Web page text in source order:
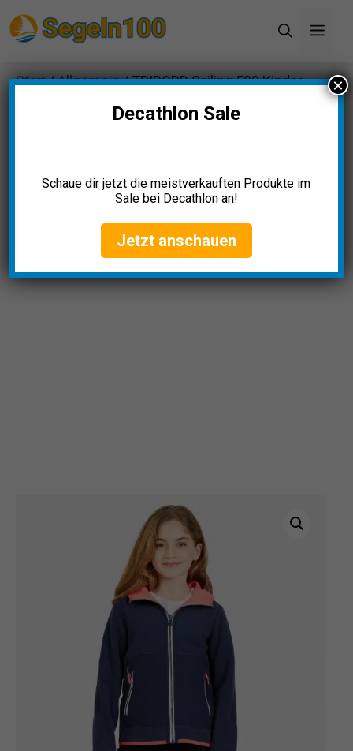
Inhalt
Start/Allgemein/ TRIBORD Sailing 500 Kinder-
Decathlon Sale
Schaue dir jetzt die meistverkauften Produkte im
Sale bei Decathlon an!
Jetzt anschauen
×